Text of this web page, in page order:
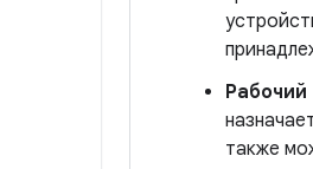
Рабочий
также